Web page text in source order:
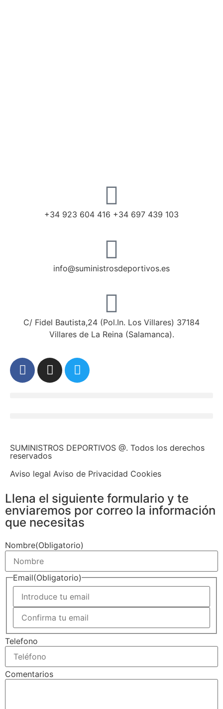
+34 923 604 416 +34 697 439 103
info@suministrosdeportivos.es
C/ Fidel Bautista,24 (Pol.In. Los Villares) 37184
Villares de La Reina (Salamanca).
SUMINISTROS DEPORTIVOS @. Todos los derechos
reservados
Aviso legal Aviso de Privacidad Cookies
Llena el siguiente formulario y te
enviaremos por correo la información
que necesitas
Nombre(Obligatorio)
Email(Obligatorio)
Telefono
Comentarios